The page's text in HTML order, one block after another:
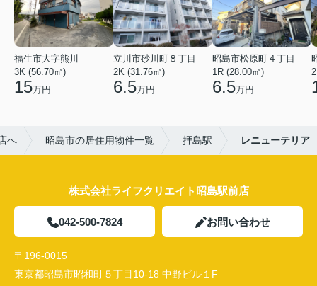
福生市大字熊川
3K (56.70㎡)
15万円
立川市砂川町８丁目
2K (31.76㎡)
6.5万円
昭島市松原町４丁目
1R (28.00㎡)
6.5万円
へ 昭島市の居住用物件一覧 拝島駅 レニューテリア
株式会社ライフクリエイト昭島駅前店
042-500-7824 お問い合わせ
〒196-0015
東京都昭島市昭和町５丁目10-18 中野ビル１F